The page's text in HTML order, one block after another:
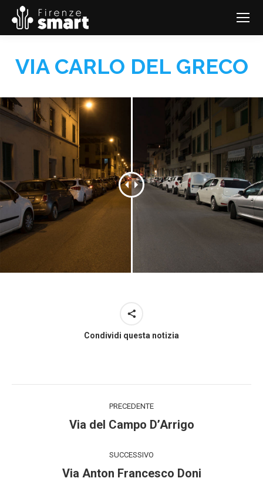
VIA CARLO DEL GRECO
Condividi questa notizia
navigation
PRECEDENTE
Previous
Via del Campo D’Arrigo
SUCCESSIVO
Next
Via Anton Francesco Doni